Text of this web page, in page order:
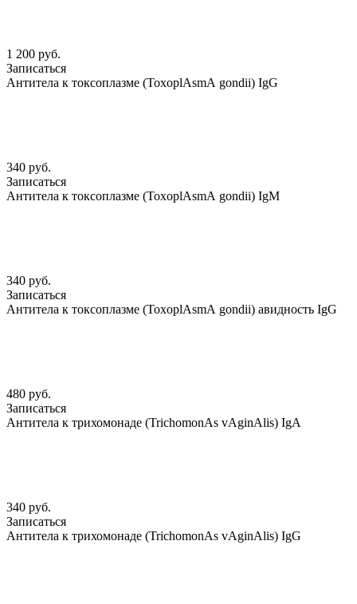
1 200 руб.
Записаться
Антитела к токсоплазме (ToxoplАsmА gondii) IgG
340 руб.
Записаться
Антитела к токсоплазме (ToxoplАsmА gondii) IgМ
340 руб.
Записаться
Антитела к токсоплазме (ToxoplАsmА gondii) авидность IgG
480 руб.
Записаться
Антитела к трихомонаде (TrichomonАs vАginАlis) IgА
340 руб.
Записаться
Антитела к трихомонаде (TrichomonАs vАginАlis) IgG